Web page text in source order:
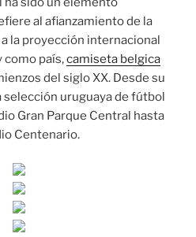
al afianzamiento de la
la proyección internacional
como país,camiseta belgica
del siglo XX. Desde su
selección uruguaya de fútbol
Gran Parque Central hasta
Centenario.